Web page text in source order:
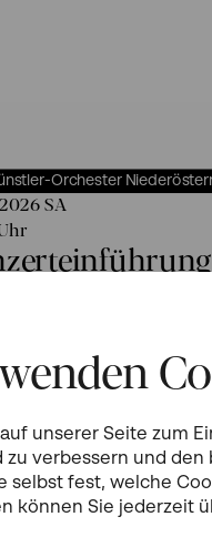
unserer Seite zum
zu verbessern und
selbst fest, welche
können Sie jederzeit
Orchester
SA
Zyklus +
SA